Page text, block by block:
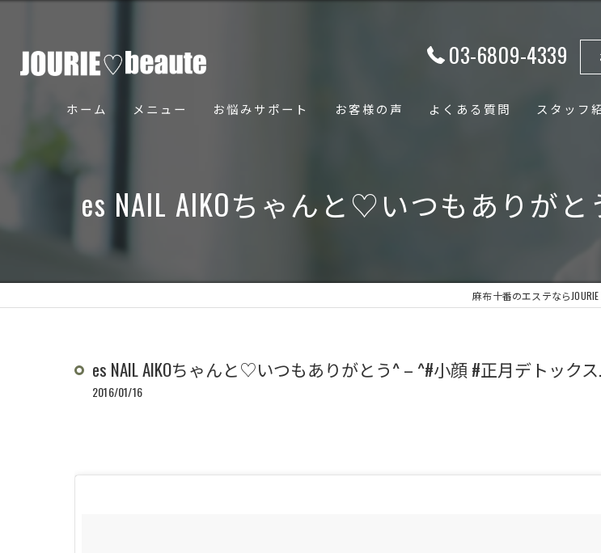
03-6809-4339
ホーム メニュー お悩みサポート お客様の声 よくある質問 スタッフ
es NAIL AIKOちゃんと♡いつもありが
麻布十番のエステならJOURIE
es NAIL AIKOちゃんと♡いつもありがとう^ – ^#小顔 #正月デトック
2016/01/16